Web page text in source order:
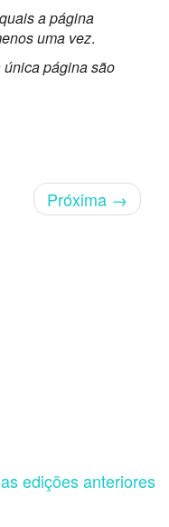
a página
uma vez.
página são
Próxima →
edições anteriores